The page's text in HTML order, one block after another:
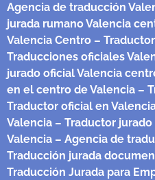
Agencia de traducción
jurada rumano Valencia
Valencia Centro –
Traducciones oficiales
jurado oficial Valencia
en el centro de Valencia –
Traductor oficial en
Valencia – Traductor
Valencia – Agencia de
Traducción jurada
Traducción Jurada para